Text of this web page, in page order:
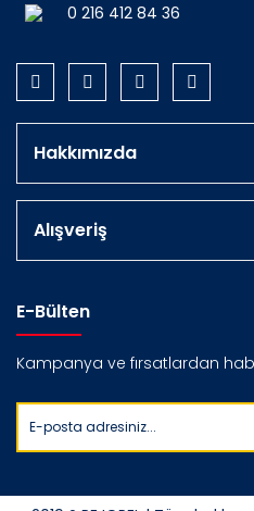
0 216 412 84 36
Hakkımızda
Alışveriş
E-Bülten
Kampanya ve fırsatlardan